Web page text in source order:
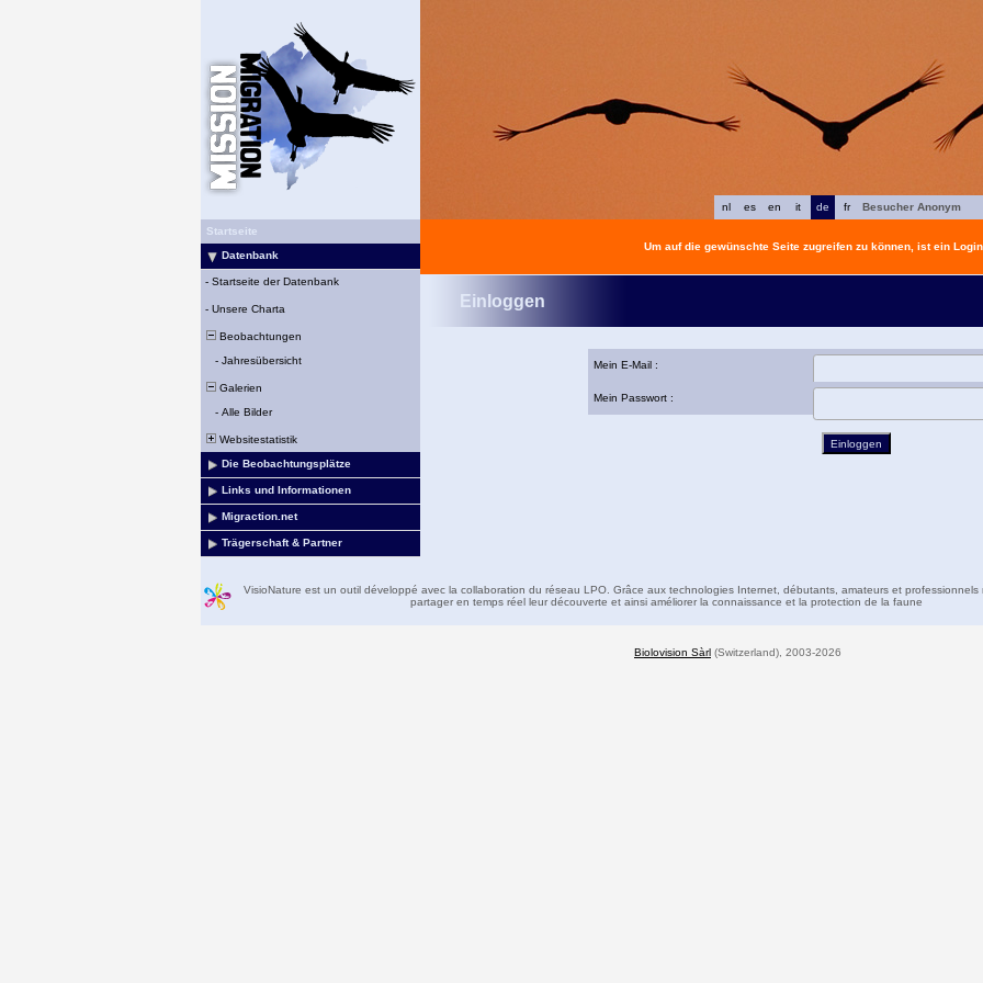
fr
de
it
en
es
nl
Besucher Anonym
Startseite
Datenbank
- Startseite der Datenbank
- Unsere Charta
Beobachtungen
- Jahresübersicht
Galerien
- Alle Bilder
Websitestatistik
Die Beobachtungsplätze
Links und Informationen
Migraction.net
Trägerschaft & Partner
Um auf die gewünschte Seite zugreifen zu können, ist ein
Einloggen
Mein E-Mail :
Mein Passwort :
VisioNature est un outil développé avec la collaboration du réseau LPO. Grâce aux technologies Internet, débutants, amateurs et professionnels
partager en temps réel leur découverte et ainsi améliorer la connaissance et la protection de la faune
Biolovision Sàrl (Switzerland), 2003-2026